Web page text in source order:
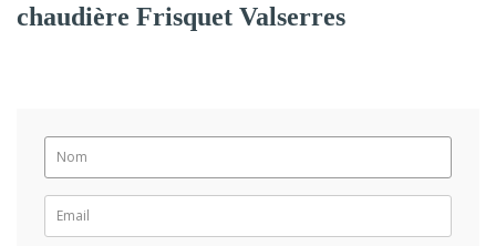
chaudière Frisquet Valserres